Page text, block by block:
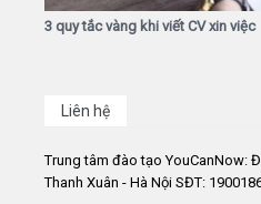
3 quy tắc vàng khi viết CV xin việc
Liên hệ
Trung tâm đào tạo YouCanNow:
Thanh Xuân - Hà Nội SĐT: